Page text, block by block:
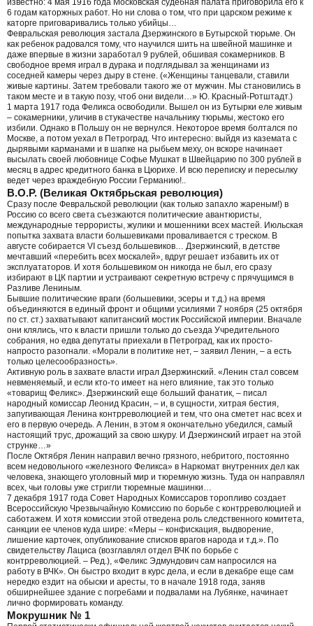
6 годам каторжных работ. Но ни слова о том, что при царском режиме к
каторге приговаривались только убийцы…
Февральская революция застала Дзержинского в Бутырской тюрьме. Он
как ребенок радовался тому, что научился шить на швейной машинке и
даже впервые в жизни заработал 9 рублей, обшивая сокамерников. В
свободное время играл в дурака и подглядывал за женщинами из
соседней камеры через дыру в стене. («Женщины танцевали, ставили
живые картины. Затем требовали такого же от мужчин. Мы становились в
таком месте и в такую позу, чтоб они видели…» Ю. Красный-Ротштадт.)
1 марта 1917 года Феликса освободили. Вышел он из Бутырки еле живым
– сокамерники, уличив в стукачестве начальнику тюрьмы, жестоко его
избили. Однако в Польшу он не вернулся. Некоторое время болтался по
Москве, а потом уехал в Петроград. Что интересно: выйдя из каземата с
дырявыми карманами и в шапке на рыбьем меху, он вскоре начинает
высылать своей любовнице Софье Мушкат в Швейцарию по 300 рублей в
месяц в адрес кредитного банка в Цюрихе. И всю переписку и пересылку
ведет через враждебную России Германию!..
В.О.Р. (Великая Октябрьская революция)
Сразу после Февральской революции (как только запахло жареным!) в
Россию со всего света съезжаются политические авантюристы,
международные террористы, жулики и мошенники всех мастей. Июльская
попытка захвата власти большевиками проваливается с треском. В
августе собирается VI съезд большевиков… Дзержинский, в детстве
мечтавший «перебить всех москалей», вдруг решает избавить их от
эксплуататоров. И хотя большевиком он никогда не был, его сразу
избирают в ЦК партии и устраивают секретную встречу с прячущимся в
Разливе Лениным.
Бывшие политические враги (большевики, эсеры и т.д.) на время
объединяются в единый фронт и общими усилиями 7 ноября (25 октября
по ст. ст.) захватывают капитанский мостик Российской империи. Вначале
они клялись, что к власти пришли только до съезда Учредительного
собрания, но едва депутаты приехали в Петроград, как их просто-
напросто разогнали. «Морали в политике нет, – заявил Ленин, – а есть
только целесообразность».
Активную роль в захвате власти играл Дзержинский. «Ленин стал совсем
невменяемый, и если кто-то имеет на него влияние, так это только
«товарищ Феликс». Дзержинский еще больший фанатик, – писал
народный комиссар Леонид Красин, – и, в сущности, хитрая бестия,
запугивающая Ленина контрреволюцией и тем, что она сметет нас всех и
его в первую очередь. А Ленин, в этом я окончательно убедился, самый
настоящий трус, дрожащий за свою шкуру. И Дзержинский играет на этой
струнке…»
После Октября Ленин направил вечно грязного, небритого, постоянно
всем недовольного «железного Феликса» в Наркомат внутренних дел как
человека, знающего уголовный мир и тюремную жизнь. Туда он направлял
всех, чьи головы уже стригли тюремные машинки…
7 декабря 1917 года Совет Народных Комиссаров торопливо создает
Всероссийскую Чрезвычайную Комиссию по борьбе с контрреволюцией и
саботажем. И хотя комиссии этой отведена роль следственного комитета,
санкции ее членов куда шире: «Меры – конфискация, выдворение,
лишение карточек, опубликование списков врагов народа и т.д.». По
свидетельству Лациса (возглавлял отдел ВЧК по борьбе с
контрреволюцией. – Ред.), «Феликс Эдмундович сам напросился на
работу в ВЧК». Он быстро входит в курс дела, и если в декабре еще сам
нередко ездит на обыски и аресты, то в начале 1918 года, заняв
обширнейшее здание с погребами и подвалами на Лубянке, начинает
лично формировать команду.
Мокрушник № 1